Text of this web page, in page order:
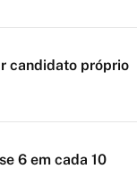
candidato próprio
6 em cada 10